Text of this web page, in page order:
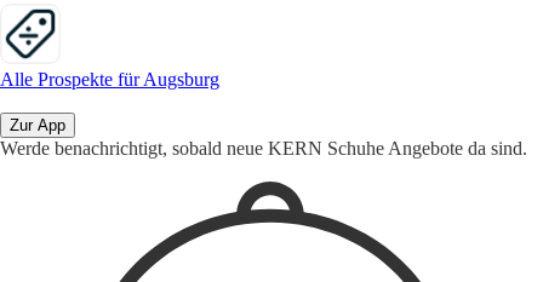
Alle Prospekte für Augsburg
Zur App
Werde benachrichtigt, sobald neue KERN Schuhe Angebote da sind.